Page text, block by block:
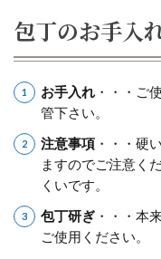
包丁のお手入
お手入れ・・・ご
管下さい。
注意事項・・・硬
ますのでご注意く
くいです。
包丁研ぎ・・・本
ご使用ください。